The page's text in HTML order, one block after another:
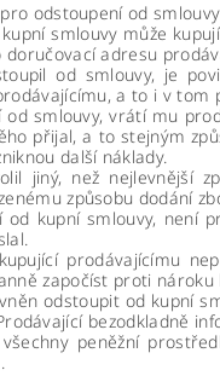
odstoupení od
smlouvy může
doručovací adresu
od smlouvy, je
a to i v tom
od smlouvy, vrátí mu
přijal, a to stejným
další náklady.
jiný, než nejlevnější
způsobu dodání
od kupní smlouvy, není
prodávajícímu
započíst proti nároku
odstoupit od kupní
bezodkladně
peněžní